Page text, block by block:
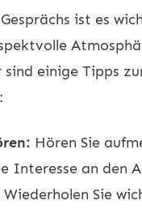
ist es
sind einige Tipps
Hören Sie
Interesse an den
Sie